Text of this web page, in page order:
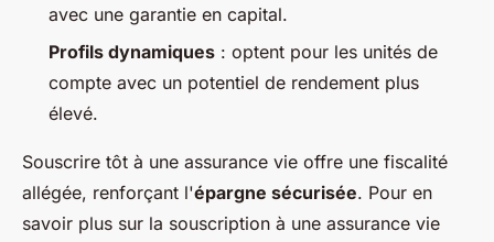
avec une garantie en capital.
Profils dynamiques : optent pour les unités de
compte avec un potentiel de rendement plus
élevé.
Souscrire tôt à une assurance vie offre une fiscalité
allégée, renforçant l'épargne sécurisée. Pour en
savoir plus sur la souscription à une assurance vie